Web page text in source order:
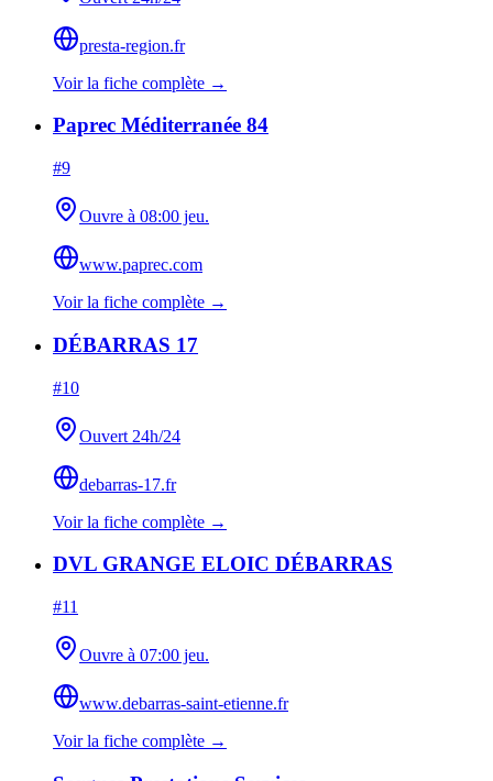
presta-region.fr
Voir la fiche complète →
Paprec Méditerranée 84
#9
Ouvre à 08:00 jeu.
www.paprec.com
Voir la fiche complète →
DÉBARRAS 17
#10
Ouvert 24h/24
debarras-17.fr
Voir la fiche complète →
DVL GRANGE ELOIC DÉBARRAS
#11
Ouvre à 07:00 jeu.
www.debarras-saint-etienne.fr
Voir la fiche complète →